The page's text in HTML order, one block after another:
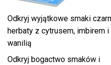
Odkryj wyjątkowe smaki
herbaty z cytrusem, imbirem i
wanilią
Odkryj bogactwo smaków i